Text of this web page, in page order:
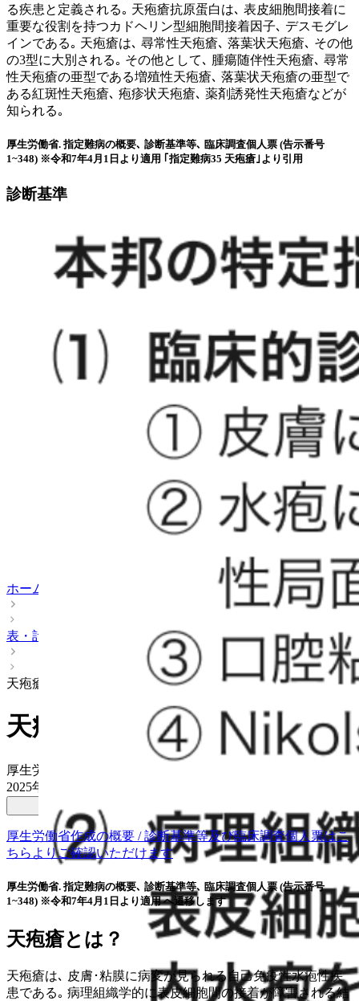
る疾患と定義される｡ 天疱瘡抗原蛋白は､ 表皮細胞間接着に
重要な役割を持つカドヘリン型細胞間接着因子､ デスモグレ
インである｡ 天疱瘡は､ 尋常性天疱瘡､ 落葉状天疱瘡､ その他
の3型に大別される｡ その他として､ 腫瘍随伴性天疱瘡､ 尋常
性天疱瘡の亜型である増殖性天疱瘡､ 落葉状天疱瘡の亜型で
ある紅斑性天疱瘡､ 疱疹状天疱瘡､ 薬剤誘発性天疱瘡などが
知られる｡
厚生労働省. 指定難病の概要､ 診断基準等､ 臨床調査個人票 (告示番号
1~348) ※令和7年4月1日より適用 ｢指定難病35 天疱瘡｣より引用
診断基準
ホーム
表・計算
天疱瘡の診断基準
天疱瘡の診断基準
厚生労働省 指定難病35
2025年05月22日
厚生労働省作成の概要 / 診断基準等及び臨床調査個人票はこ
ちらよりご確認いただけます
厚生労働省. 指定難病の概要､ 診断基準等､ 臨床調査個人票 (告示番号
1~348) ※令和7年4月1日より適用 へ遷移します
天疱瘡とは？
天疱瘡は､ 皮膚･粘膜に病変が見られる自己免疫性水疱性疾
患である｡ 病理組織学的に表皮細胞間の接着が障害される結